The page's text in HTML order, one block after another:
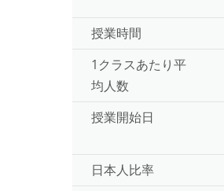
授業時間
1クラスあたり平
均人数
授業開始日
日本人比率